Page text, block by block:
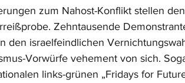
zum Nahost-Konflikt stellen
Zehntausende
den israelfeindlichen
Vorwürfe vehement von sich.
links-grünen „Fridays for